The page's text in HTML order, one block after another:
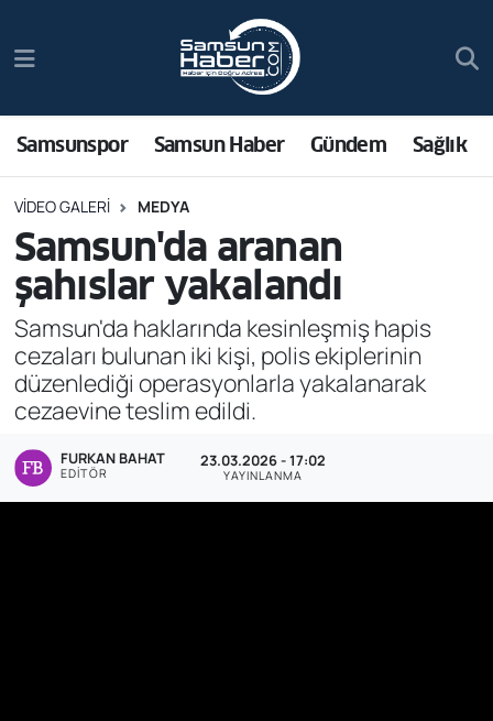
Samsunspor Samsun Haber Gündem Sağlık
VIDEO GALERI MEDYA
Samsun'da aranan
şahıslar yakalandı
Samsun'da haklarında kesinleşmiş hapis
cezaları bulunan iki kişi, polis ekiplerinin
düzenlediği operasyonlarla yakalanarak
cezaevine teslim edildi.
FURKAN BAHAT
EDITÖR
23.03.2026 - 17:02
YAYINLANMA
Samsun Haber
Sağlık
Asayiş
Bilim ve Teknoloji
Bölge
Dünya
Ekonomi
Trafik Durumu
Süper Lig Puan Durumu ve Fikstür
Tüm Manşetler
Son Dakika Haberleri
Haber Arşivi